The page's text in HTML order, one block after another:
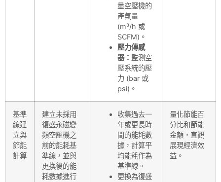
量空壓機的
產氣量
(m³/h 或
SCFM)。
壓力傳感
器： 監測空
壓系統的壓
力 (bar 或
psi)。
基準
線建
立與
節能
計算
建立未採用
復盛永磁變
頻空壓機之
前的能耗基
準線，並與
更換後的能
耗數據進行
收集過去一
年或更長時
間的能耗數
據，計算平
均能耗作為
基準線。
更換為復盛
量化節能百
分比和節能
金額，直觀
展現經濟效
益。